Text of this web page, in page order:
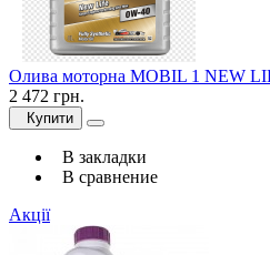
Олива моторна MOBIL 1 NEW
2 472 грн.
Купити
В закладки
В сравнение
Акції